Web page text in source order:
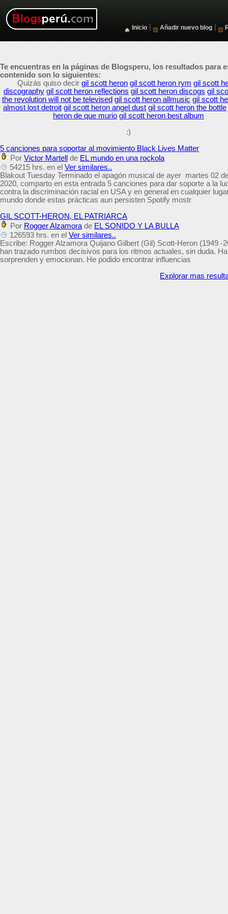
Inicio Añadir nuevo blog
Te encuentras en la páginas de Blogsperu, los resultados para
contenido son lo siguientes:
Quizás quiso decir gil scott heron gil scott heron rym gil scott
discography gil scott heron reflections gil scott heron discogs gil
the revolution will not be televised gil scott heron allmusic gil scott
almost lost detroit gil scott heron angel dust gil scott heron the bottle
heron de que murio gil scott heron best album
:)
5 canciones para soportar al movimiento Black Lives Matter
Por Victor Martell de EL mundo en una rockola
54215 hrs. en el Ver similares..
Blakout Tuesday Terminado el apagón musical de ayer martes 02
2020, comparto en esta entrada 5 canciones para dar soporte a la
contra la discriminación racial en USA y en general en cualquier
mundo donde estas prácticas aun persisten Spotify mostr
GIL SCOTT-HERON, EL PATRIARCA
Por Rogger Alzamora de EL SONIDO Y LA BULLA
126593 hrs. en el Ver similares..
Escribe: Rogger Alzamora Quijano Gilbert (Gil) Scott-Heron (1949
han trazado rumbos decisivos para los ritmos actuales, sin duda.
sorprenden y emocionan. He podido encontrar influencias
Explorar mas